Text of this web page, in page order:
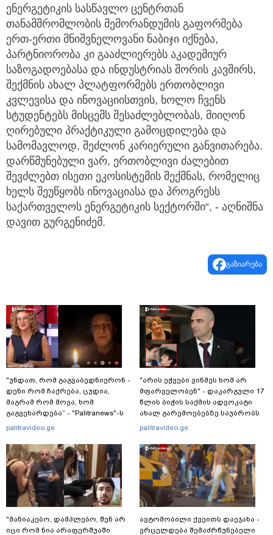
ენერგეტიკის სასწავლო ცენტრთან
თანამშრომლობის მემორანდუმის გაფორმება
ერთ-ერთი მნიშვნელოვანი ნაბიჯი იქნება,
პარტნიორობა კი გააძლიერებს აკადემიურ
საზოგადოებასა და ინდუსტრიას შორის კავშირს,
შექმნის ახალ პლატფორმებს ერთობლივი
კვლევისა და ინოვაციისთვის, ხოლო ჩვენს
სტუდენტებს მისცემს შესაძლებლობას, მიიღონ
ღირებული პრაქტიკული გამოცდილება და
სამომავლოდ, შეძლონ კარიერული განვითარება.
დარწმუნებული ვარ, ერთობლივი ძალებით
შევძლებთ ისეთი ეკოსისტემის შექმნას, რომელიც
ხელს შეუწყობს ინოვაციასა და პროგრესს
საქართველოს ენერგეტიკის სექტორში“, - აღნიშნა
დავით გურგენიძემ.
გაზიარება
"უნდათ, რომ გაგვაბედნიერონ -
დენი რომ ჩაქრება, ცუდია,
მაგრამ რომ მოვა, ხომ
გაგვეხარდება“ - "Palitranews"-ს
პირდეპირ ეთერში გია
ჩაერთო
palitravideo.ge
"მანიაკებო, დამპლებო, შენ არ
იცი რომ ნია არაფერშუაში
"არის ეჭვები ვინმეს ხომ არ
მფარველობენ" - დაკარგული 17
წლის ბიჭის საქმის ადვოკატი
ახალ გარემოებებზე საუბრობს
palitravideo.ge
ავტომობილი ქვეითს დაეჯახა -
ვრცელდება შემაძრწუნებელი